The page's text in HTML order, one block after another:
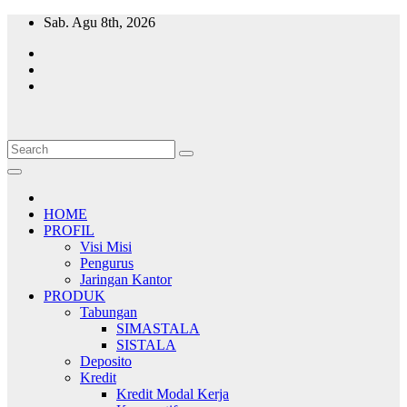
Skip
content
Sab. Agu 8th, 2026
HOME
PROFIL
Visi Misi
Pengurus
Jaringan Kantor
PRODUK
Tabungan
SIMASTALA
SISTALA
Deposito
Kredit
Kredit Modal Kerja